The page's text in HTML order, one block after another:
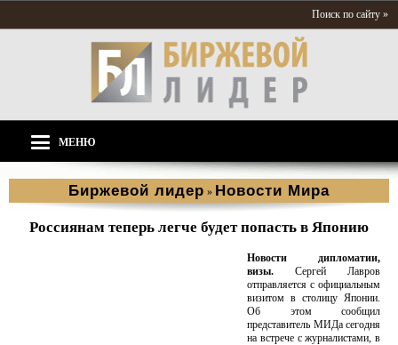
Поиск по сайту »
МЕНЮ
Биржевой лидер » Новости Мира
Россиянам теперь легче будет попасть в Японию
Новости дипломатии,
визы. Сергей Лавров
отправляется с официальным
визитом в столицу Японии.
Об этом сообщил
представитель МИДа сегодня
на встрече с журналистами, в